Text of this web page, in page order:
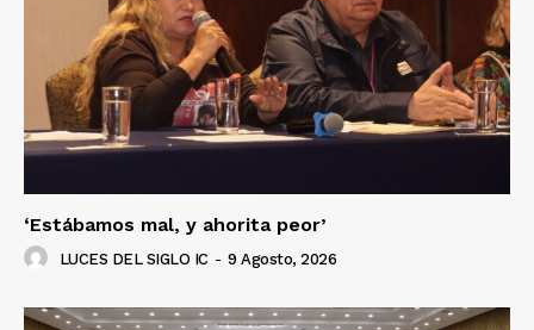
‘Estábamos mal, y ahorita peor’
LUCES DEL SIGLO IC - 9 Agosto, 2026